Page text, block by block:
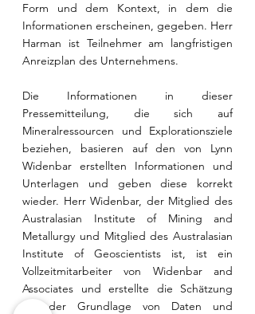
Form und dem Kontext, in dem die
Informationen erscheinen, gegeben. Herr
Harman ist Teilnehmer am langfristigen
Anreizplan des Unternehmens.
Die Informationen in dieser
Pressemitteilung, die sich auf
Mineralressourcen und Explorationsziele
beziehen, basieren auf den von Lynn
Widenbar erstellten Informationen und
Unterlagen und geben diese korrekt
wieder. Herr Widenbar, der Mitglied des
Australasian Institute of Mining and
Metallurgy und Mitglied des Australasian
Institute of Geoscientists ist, ist ein
Vollzeitmitarbeiter von Widenbar and
Associates und erstellte die Schätzung
auf der Grundlage von Daten und